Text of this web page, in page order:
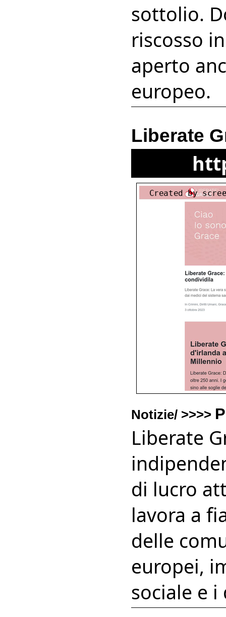
sottolio.
riscosso
aperto
europeo.
Liberate
Notizie/ >>>>
Liberate
di lucro
lavora a
delle
europei,
sociale e